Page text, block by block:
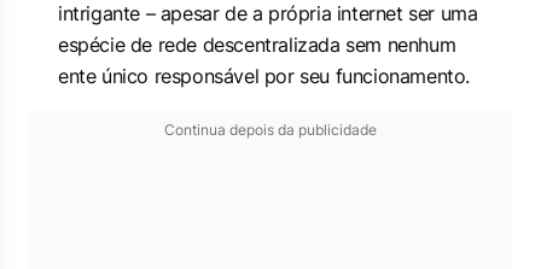
intrigante – apesar de a própria internet ser uma
espécie de rede descentralizada sem nenhum
ente único responsável por seu funcionamento.
Continua depois da publicidade